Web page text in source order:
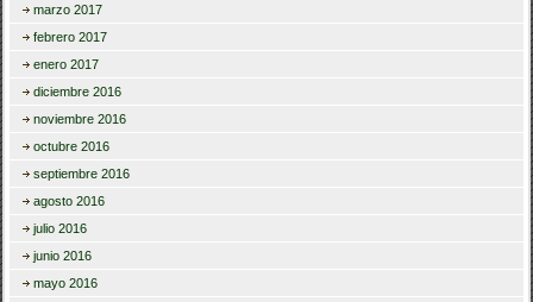
marzo 2017
febrero 2017
enero 2017
diciembre 2016
noviembre 2016
octubre 2016
septiembre 2016
agosto 2016
julio 2016
junio 2016
mayo 2016